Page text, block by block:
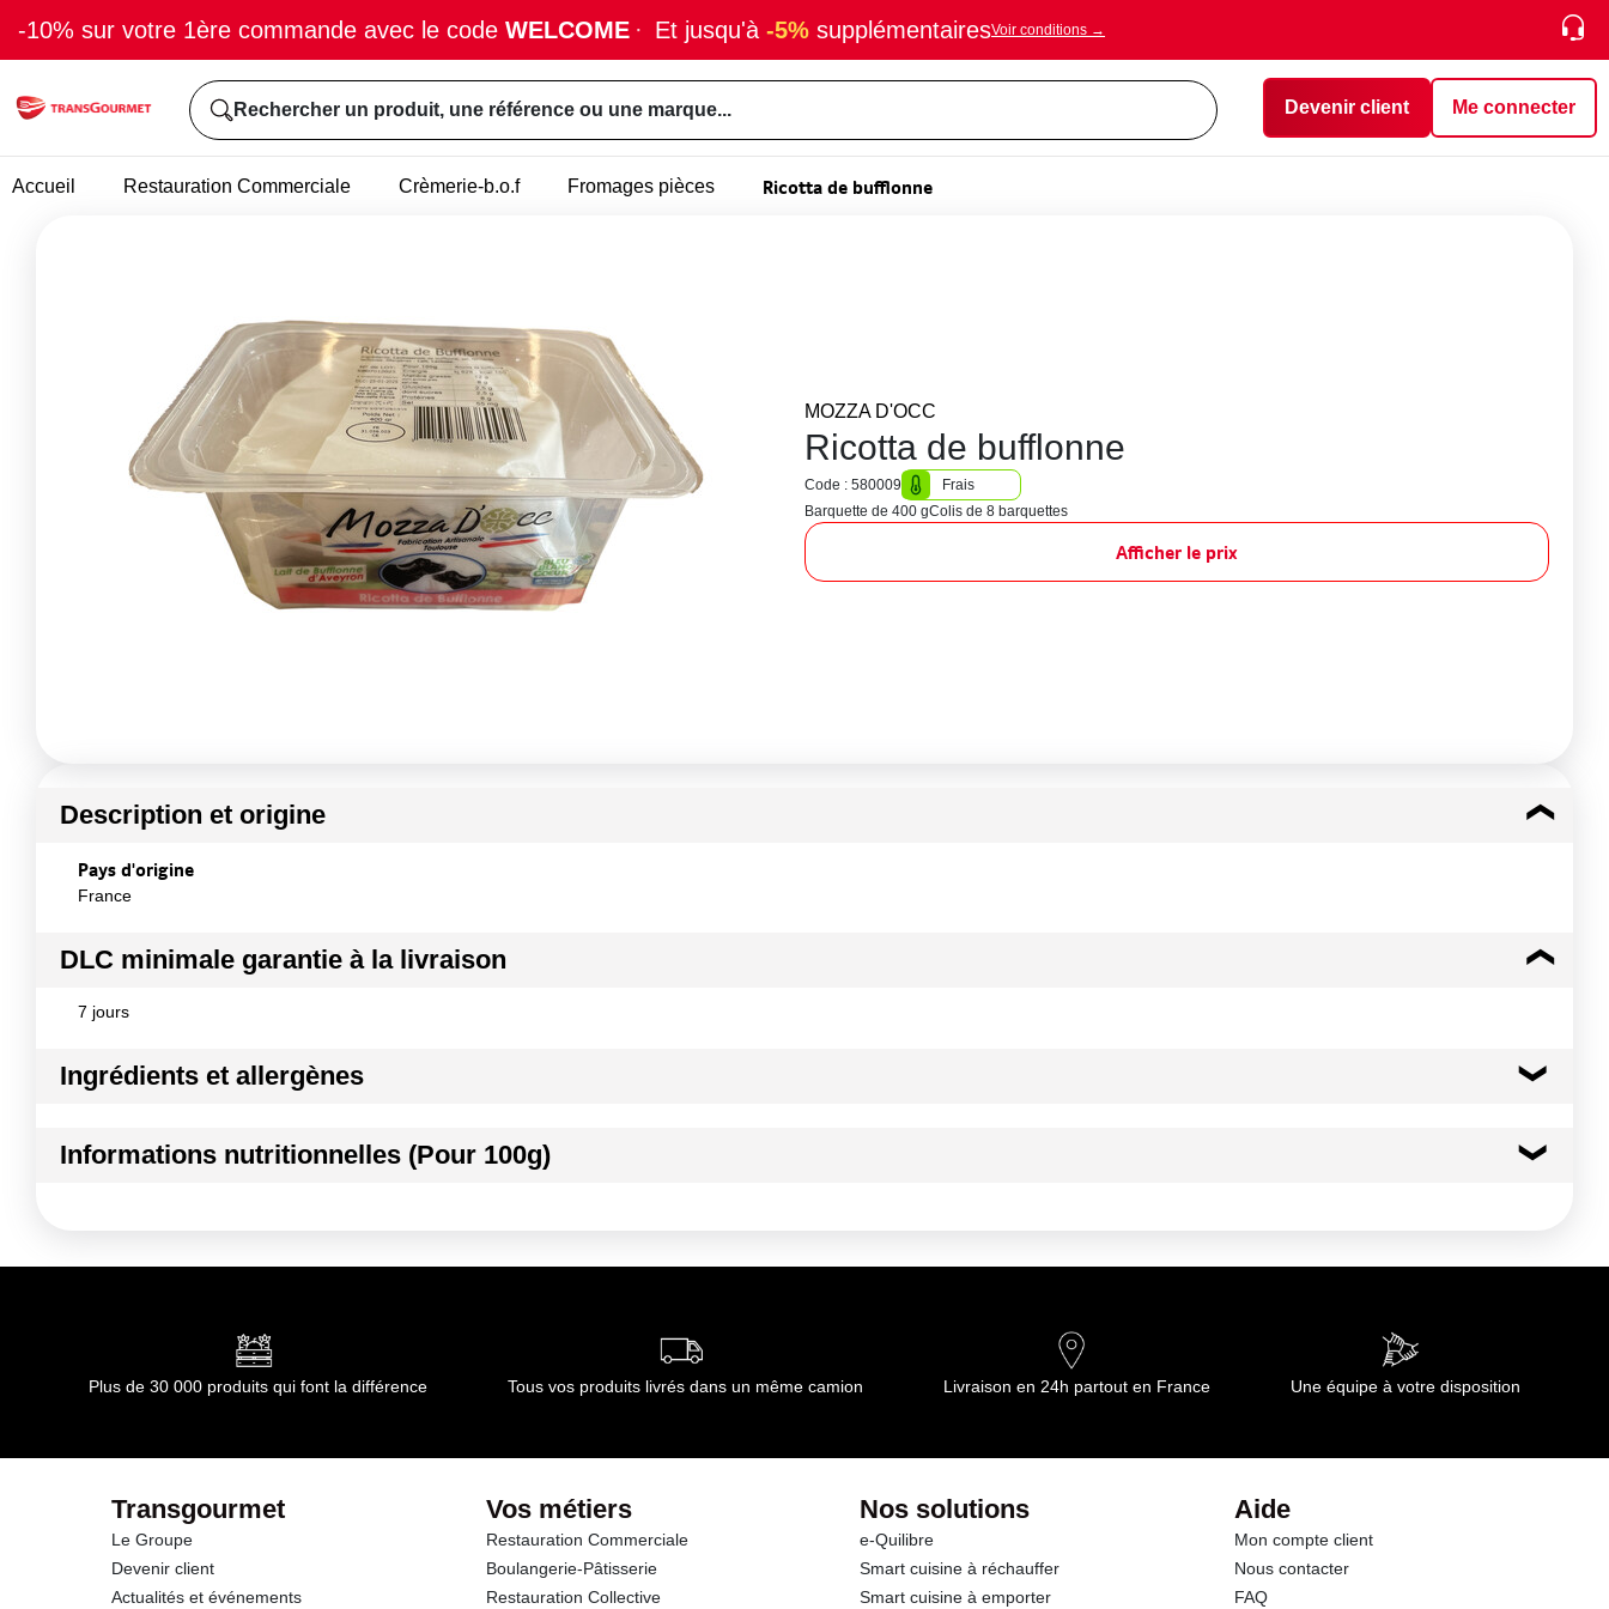
-10% sur votre 1ère commande avec le code WELCOME · Et jusqu'à -5% supplémentairesVoir conditions →
Rechercher un produit, une référence ou une marque... Devenir client Me connecter
Accueil Restauration Commerciale Crèmerie-b.o.f Fromages pièces Ricotta de bufflonne
MOZZA D'OCC
Ricotta de bufflonne
Code : 580009
Frais
Barquette de 400 gColis de 8 barquettes
Afficher le prix
Description et origine
Pays d'origine
France
DLC minimale garantie à la livraison
7 jours
Ingrédients et allergènes
Lactosérum de bufflonne, sel
Informations nutritionnelles (Pour 100g)
Kilojoules 628 kj
dont Acides gras saturés 8.00 g
dont Sucres
Protéines
Plus de 30 000 produits qui font la différence Tous vos produits livrés dans un même camion Livraison en 24h partout en France Une équipe à votre disposition
Transgourmet
Le Groupe
Devenir client
Actualités et événements
Vos métiers
Restauration Commerciale
Boulangerie-Pâtisserie
Restauration Collective
Nos solutions
e-Quilibre
Smart cuisine à réchauffer
Smart cuisine à emporter
Aide
Mon compte client
Nous contacter
FAQ